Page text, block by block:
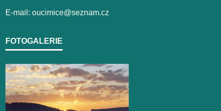
E-mail: oucimice@seznam.cz
FOTOGALERIE